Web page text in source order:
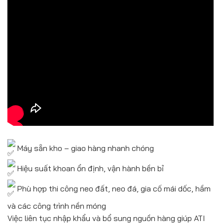
Máy sẵn kho – giao hàng nhanh chóng
Hiệu suất khoan ổn định, vận hành bền bỉ
Phù hợp thi công neo đất, neo đá, gia cố mái dốc, hầm
và các công trình nền móng
Việc liên tục nhập khẩu và bổ sung nguồn hàng giúp ATI